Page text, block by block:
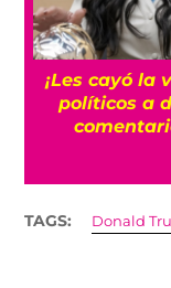
¡Les cayó la
políticos a
TAGS: Donald